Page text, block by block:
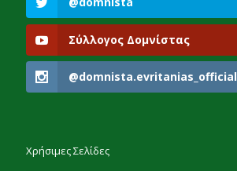
Σύλλογος Δομνίστας
@domnista.evritanias_official
Χρήσιμες Σελίδες